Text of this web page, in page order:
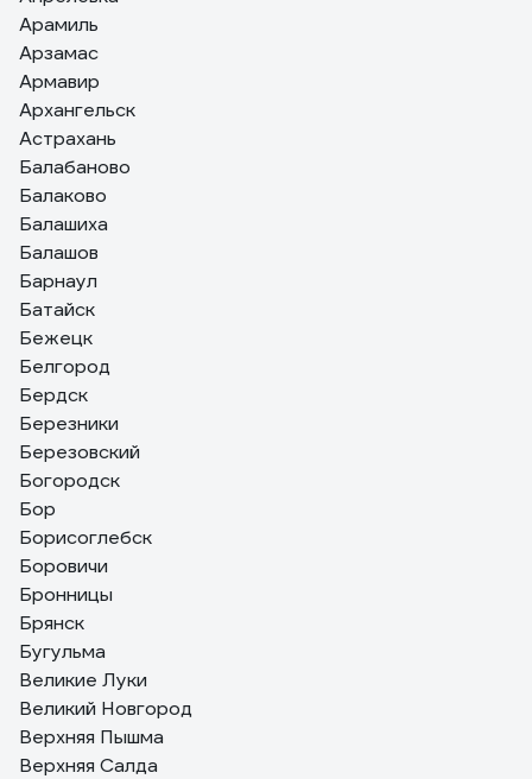
Арамиль
Арзамас
Армавир
Архангельск
Астрахань
Балабаново
Балаково
Балашиха
Балашов
Барнаул
Батайск
Бежецк
Белгород
Бердск
Березники
Березовский
Богородск
Бор
Борисоглебск
Боровичи
Бронницы
Брянск
Бугульма
Великие Луки
Великий Новгород
Верхняя Пышма
Верхняя Салда